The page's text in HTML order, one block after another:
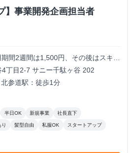
】事業開発企画担当者
間2週間は1,500円、その後はスキル
ご経験によってオファー条件は変動
。 ※金額によっては、業務委託契
ございます。
丁目2-7 サニー千駄ヶ谷 202
参道駅：徒歩1分
半日OK 新規事業 社長直下
髪型自由 私服OK スタートアップ